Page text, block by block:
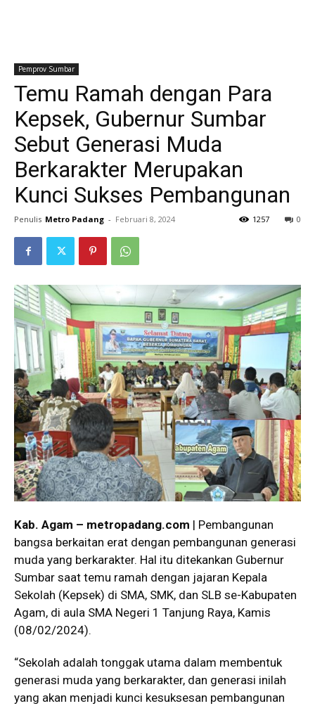
Pemprov Sumbar
Temu Ramah dengan Para
Kepsek, Gubernur Sumbar
Sebut Generasi Muda
Berkarakter Merupakan
Kunci Sukses Pembangunan
Penulis Metro Padang - Februari 8, 2024 0
1257
Kab. Agam – metropadang.com | Pembangunan
bangsa berkaitan erat dengan pembangunan generasi
muda yang berkarakter. Hal itu ditekankan Gubernur
Sumbar saat temu ramah dengan jajaran Kepala
Sekolah (Kepsek) di SMA, SMK, dan SLB se-Kabupaten
Agam, di aula SMA Negeri 1 Tanjung Raya, Kamis
(08/02/2024).
“Sekolah adalah tonggak utama dalam membentuk
generasi muda yang berkarakter, dan generasi inilah
yang akan menjadi kunci kesuksesan pembangunan